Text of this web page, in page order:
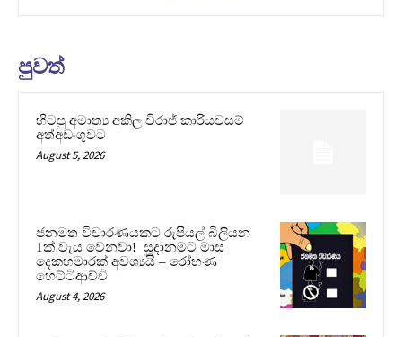
පුවත්
හිටපු අමාත්‍ය අකිල විරාජ් කාරියවසම්
අත්අඩංගුවට
August 5, 2026
ජනමත විචාරණයකට රුපියල් බිලියන
1ක් වැය වෙනවා! සූදානමට මාස
දෙකහමාරක් අවශ්‍යයි – රෝහණ
හෙට්ටිආච්චි
August 4, 2026